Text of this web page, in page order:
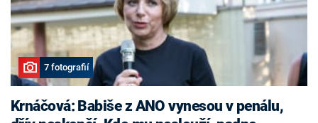
7 fotografií
Krnáčová: Babiše z ANO vynesou v penálu,